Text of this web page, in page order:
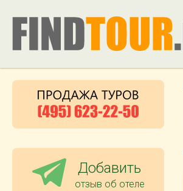
Добавить
отзыв об отеле